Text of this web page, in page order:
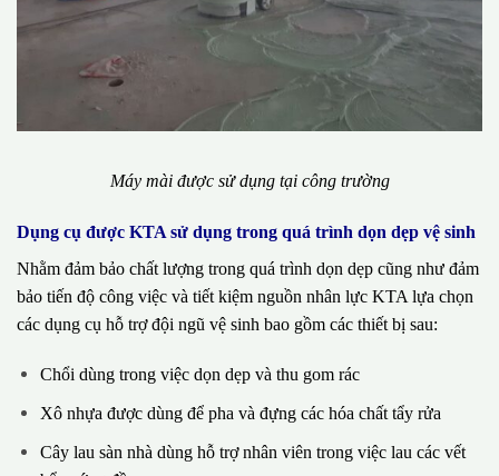
Máy mài được sử dụng tại công trường
Dụng cụ được KTA sử dụng trong quá trình dọn dẹp vệ sinh
Nhằm đảm bảo chất lượng trong quá trình dọn dẹp cũng như đảm
bảo tiến độ công việc và tiết kiệm nguồn nhân lực KTA lựa chọn
các dụng cụ hỗ trợ đội ngũ vệ sinh bao gồm các thiết bị sau:
Chổi dùng trong việc dọn dẹp và thu gom rác
Xô nhựa được dùng để pha và đựng các hóa chất tẩy rửa
Cây lau sàn nhà dùng hỗ trợ nhân viên trong việc lau các vết